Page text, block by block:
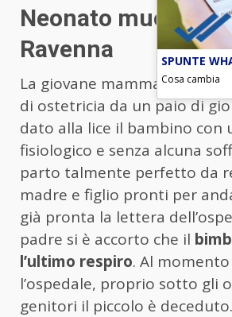
Neonato muore in
Ravenna
La giovane mamma,
di ostetricia da un paio di
dato alla lice il bambino con
fisiologico e senza alcuna
parto talmente perfetto da
madre e figlio pronti per
già pronta la lettera
padre si è accorto che il
l’ultimo respiro. Al
l’ospedale, proprio sotto gli
genitori il piccolo è deceduto.
SPUNTE
Cosa cambia